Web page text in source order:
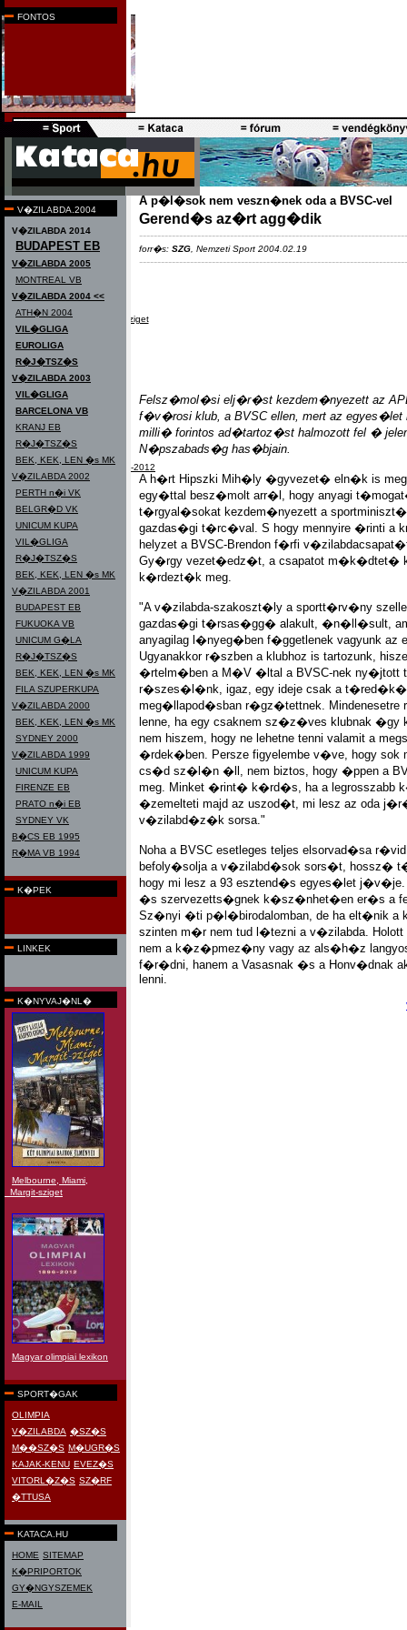
k�priportok
F�rfi v�logatott|N�i v�logatott
Melbourne, Miami, Margit-sziget
Magyar olimpiai lexikon 1896-2012
FONTOS
A p�l�sok nem veszn�nek oda a BVSC-vel
Gerend�s az�rt agg�dik
forr�s: SZG , Nemzeti Sport 2004.02.19
Felsz�mol�si elj�r�st kezdem�nyezett az
f�v�rosi klub, a BVSC ellen, mert az
milli� forintos ad�tartoz�st halmozott fel �
N�pszabads�g has�bjain.
A h�rt Hipszki Mih�ly �gyvezet� eln�k is
egy�ttal besz�molt arr�l, hogy anyagi
t�rgyal�sokat kezdem�nyezett a
gazdas�gi t�rc�val. S hogy mennyire �rinti
helyzet a BVSC-Brendon f�rfi
Gy�rgy vezet�edz�t, a csapatot
k�rdezt�k meg.
"A v�zilabda-szakoszt�ly a sportt�rv�ny
gazdas�gi t�rsas�gg� alakult, �n�ll�sult,
anyagilag l�nyeg�ben f�ggetlenek vagyunk
Ugyanakkor r�szben a klubhoz is tartozunk,
�rtelm�ben a M�V �ltal a BVSC-nek
r�szes�l�nk, igaz, egy ideje csak a t�red�k�t
meg�llapod�sban r�gz�tettnek.
lenne, ha egy csaknem sz�z�ves klubnak �gy
nem hiszem, hogy ne lehetne tenni valamit a
�rdek�ben. Persze figyelembe v�ve, hogy
cs�d sz�l�n �ll, nem biztos, hogy �ppen a
meg. Minket �rint� k�rd�s, ha a legrosszabb
�zemelteti majd az uszod�t, mi lesz az oda
v�zilabd�z�k sorsa."
Noha a BVSC esetleges teljes elsorvad�sa
befoly�solja a v�zilabd�sok sors�t, hossz�
hogy mi lesz a 93 esztend�s egyes�let
�s szervezetts�gnek k�sz�nhet�en er�s a
Sz�nyi �ti p�l�birodalomban, de ha elt�nik a
szinten m�r nem tud l�tezni a v�zilabda.
nem a k�z�pmez�ny vagy az als�h�z
f�r�dni, hanem a Vasasnak �s a Honv�dnak
lenni.
V�ZILABDA.2004
V�ZILABDA 2014
BUDAPEST EB
V�ZILABDA 2005
MONTREAL VB
V�ZILABDA 2004 <<
ATH�N 2004
VIL�GLIGA
EUROLIGA
R�J�TSZ�S
V�ZILABDA 2003
VIL�GLIGA
BARCELONA VB
KRANJ EB
R�J�TSZ�S
BEK, KEK, LEN �s MK
V�ZILABDA 2002
PERTH n�i VK
BELGR�D VK
UNICUM KUPA
VIL�GLIGA
R�J�TSZ�S
BEK, KEK, LEN �s MK
V�ZILABDA 2001
BUDAPEST EB
FUKUOKA VB
UNICUM G�LA
R�J�TSZ�S
BEK, KEK, LEN �s MK
FILA SZUPERKUPA
V�ZILABDA 2000
BEK, KEK, LEN �s MK
SYDNEY 2000
V�ZILABDA 1999
UNICUM KUPA
FIRENZE EB
PRATO n�i EB
SYDNEY VK
B�CS EB 1995
R�MA VB 1994
K�PEK
LINKEK
K�NYVAJ�NL�
Melbourne, Miami,
Margit-sziget
Magyar olimpiai lexikon
SPORT�GAK
OLIMPIA
V�ZILABDA �SZ�S
M��SZ�S M�UGR�S
KAJAK-KENU EVEZ�S
VITORL�Z�S SZ�RF
�TTUSA
KATACA.HU
HOME SITEMAP
K�PRIPORTOK
GY�NGYSZEMEK
E-MAIL